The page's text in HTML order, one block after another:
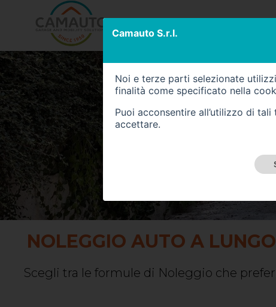
NOLEGGIO AUTO A
Scegli tra le formule di Noleggio che
Camauto S.r.l.
Noi e terze parti selezionate
finalità come specificato nella
Puoi acconsentire all’utilizzo di
accettare.